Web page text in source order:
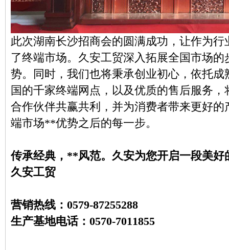
此次湖南长沙招商会的圆满成功，让作为
了终端市场。久安工贸深入拓展全国市场
势。同时，我们也将秉承创业初心，依托
国的千家终端网点，以及优质的售后服务
合作伙伴共赢共利，并为消费者带来更好
端市场**优势之后的每一步。
传承经典，**风范。久安为您开启一段美好
久安工贸
营销热线：0579-87255288
生产基地电话：0570-7011855